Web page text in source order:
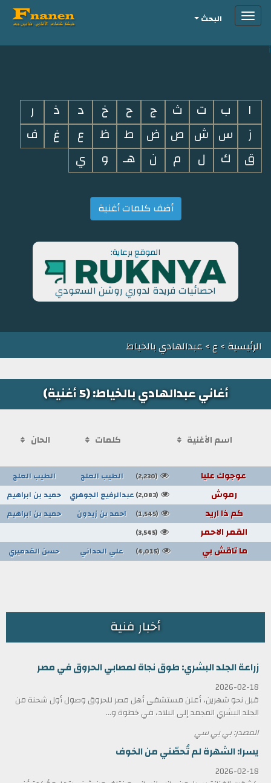
i
Toggleالبحث
ا ب ت ث ج ح خ د ذ
ر
ز
س ش ص ض ط ظ ع غ
ف
ق
ك ل م ن هـ و ي
أضف كلمات أغنية
الموقع برعاية:
احصائيات فريدة لدوري روشن السعودي
الرئيسية>ع> عبدالهادي بالخياط
أغاني عبدالهادي بالخياط: (5 أغنية)
اسم الأغنية كلمات الحان
عوجوك عليا (2,230) الطيب العلج الطيب العلج
رموش (2,083) عبدالرفيع الجوهري حميد بن ابراهيم
كم ذا اريد (1,545) احمد بن زيدون حميد بن ابراهيم
القمر الاحمر (3,545)
ما تاقش بي (4,015) علي الحداني حسن القدميري
أخبار فنية
زراعة الجلد البشري: طوق نجاة لمصابي الحروق في مصر
2026-02-18
قبل نحو شهرين، أعلن مستشفى أهل مصر للحروق وصول أول شحنة من
الجلد البشري المجمد إلى البلاد، في خطوة و...
المصدر: بي بي سي
يسرا: الشهرة لم تُحصّني من الخوف
2026-02-18